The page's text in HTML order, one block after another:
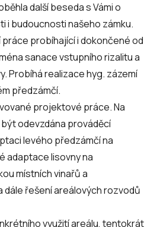
další beseda s Vámi o
i budoucnosti našeho zámku.
probíhající i dokončené od
sanace vstupního rizalitu a
Probíhá realizace hyg. zázemí
předzámčí.
projektové práce. Na
odevzdána prováděcí
levého předzámčí na
adaptace lisovny na
místních vinařů a
dále řešení areálových rozvodů
využití areálu, tentokrát